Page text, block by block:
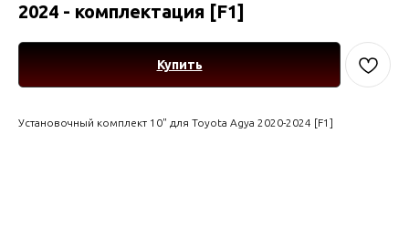
2024 - комплектация [F1]
Купить
Установочный комплект 10" для Toyota Agya 2020-2024 [F1]